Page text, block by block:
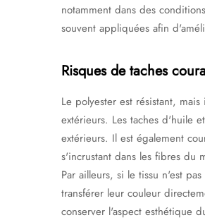
notamment dans des
souvent appliquées afin
Risques de taches
Le polyester est résistant,
extérieurs. Les taches d'huile
extérieurs. Il est également
s'incrustant dans les fibres du
Par ailleurs, si le tissu n'est
transférer leur couleur
conserver l'aspect esthétique